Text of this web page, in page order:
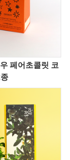
페어초콜릿 코